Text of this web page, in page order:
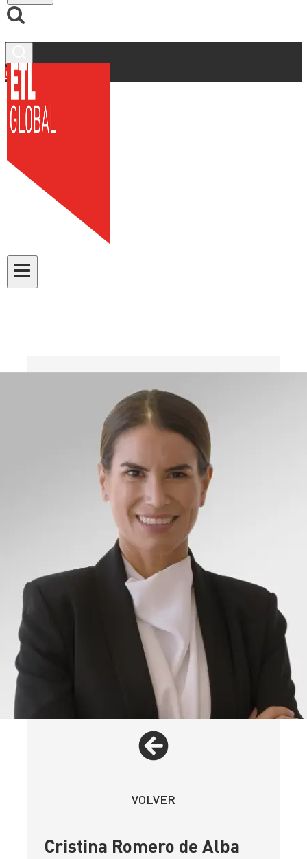
Contacto
VOLVER
Cristina Romero de Alba